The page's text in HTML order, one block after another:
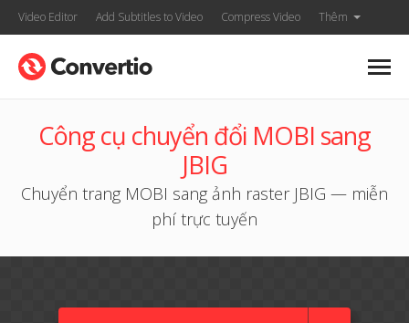
Video Editor Add Subtitles to Video Compress Video Thêm
Công cụ chuyển đổi MOBI sang
JBIG
Chuyển trang MOBI sang ảnh raster JBIG — miễn
phí trực tuyến